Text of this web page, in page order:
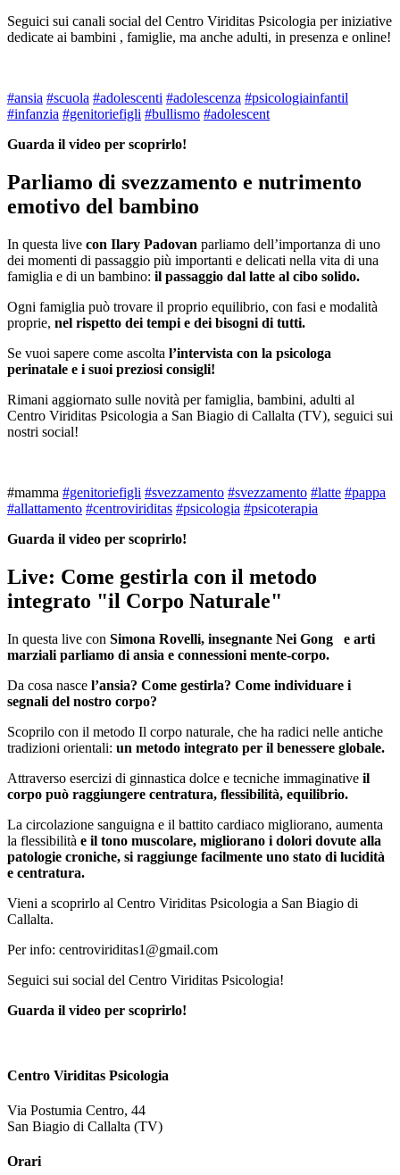
Seguici sui canali social del Centro Viriditas Psicologia per iniziative
dedicate ai bambini , famiglie, ma anche adulti, in presenza e online!
#ansia #scuola #adolescenti #adolescenza #psicologiainfantil
#infanzia #genitoriefigli #bullismo #adolescent
Guarda il video per scoprirlo!
Parliamo di svezzamento e nutrimento
emotivo del bambino
In questa live con Ilary Padovan parliamo dell’importanza di uno
dei momenti di passaggio più importanti e delicati nella vita di una
famiglia e di un bambino: il passaggio dal latte al cibo solido.
Ogni famiglia può trovare il proprio equilibrio, con fasi e modalità
proprie, nel rispetto dei tempi e dei bisogni di tutti.
Se vuoi sapere come ascolta l’intervista con la psicologa
perinatale e i suoi preziosi consigli!
Rimani aggiornato sulle novità per famiglia, bambini, adulti al
Centro Viriditas Psicologia a San Biagio di Callalta (TV), seguici sui
nostri social!
#mamma #genitoriefigli #svezzamento #svezzamento #latte #pappa
#allattamento #centroviriditas #psicologia #psicoterapia
Guarda il video per scoprirlo!
Live: Come gestirla con il metodo
integrato "il Corpo Naturale"
In questa live con Simona Rovelli, insegnante Nei Gong e arti
marziali parliamo di ansia e connessioni mente-corpo.
Da cosa nasce l’ansia? Come gestirla? Come individuare i
segnali del nostro corpo?
Scoprilo con il metodo Il corpo naturale, che ha radici nelle antiche
tradizioni orientali: un metodo integrato per il benessere globale.
Attraverso esercizi di ginnastica dolce e tecniche immaginative il
corpo può raggiungere centratura, flessibilità, equilibrio.
La circolazione sanguigna e il battito cardiaco migliorano, aumenta
la flessibilità e il tono muscolare, migliorano i dolori dovute alla
patologie croniche, si raggiunge facilmente uno stato di lucidità
e centratura.
Vieni a scoprirlo al Centro Viriditas Psicologia a San Biagio di
Callalta.
Per info: centroviriditas1@gmail.com
Seguici sui social del Centro Viriditas Psicologia!
Guarda il video per scoprirlo!
Centro Viriditas Psicologia
Via Postumia Centro, 44
San Biagio di Callalta (TV)
Orari